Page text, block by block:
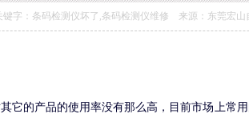
键字：条码检测仪坏了,条码检测仪维修 来源：东莞宏山
它的产品的使用率没有那么高，目前市场上常用